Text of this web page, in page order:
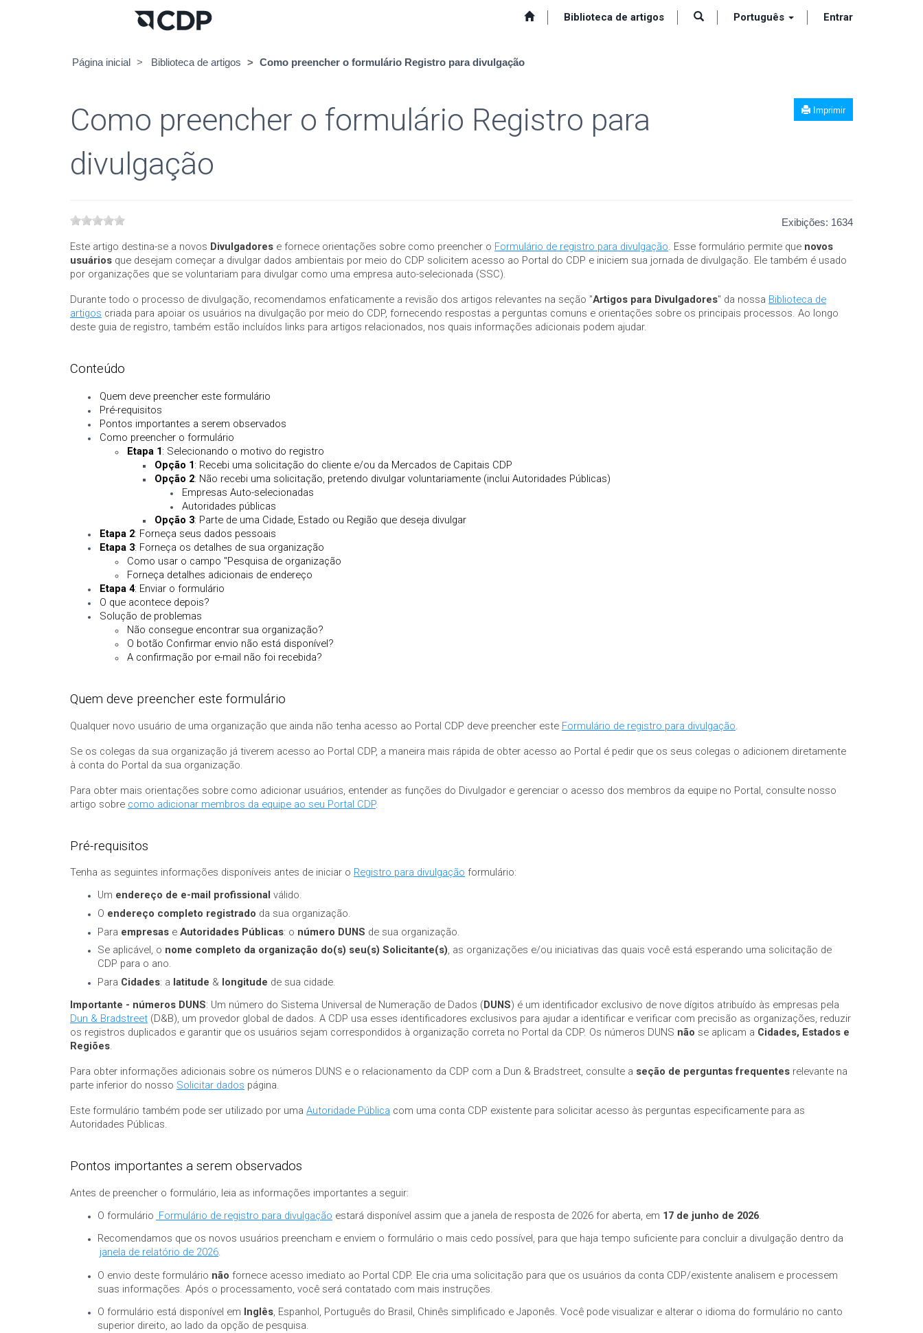
Biblioteca de artigos Português Entrar
Página inicial Biblioteca de artigos Como preencher o formulário Registro para divulgação
Imprimir
Como preencher o formulário Registro para
divulgação
Exibições: 1634
Este artigo destina-se a novos Divulgadores e fornece orientações sobre como preencher o Formulário de registro para divulgação. Esse formulário permite que novos
usuários que desejam começar a divulgar dados ambientais por meio do CDP solicitem acesso ao Portal do CDP e iniciem sua jornada de divulgação. Ele também é usado
por organizações que se voluntariam para divulgar como uma empresa auto-selecionada (SSC).
Durante todo o processo de divulgação, recomendamos enfaticamente a revisão dos artigos relevantes na seção "Artigos para Divulgadores" da nossa Biblioteca de
artigos criada para apoiar os usuários na divulgação por meio do CDP, fornecendo respostas a perguntas comuns e orientações sobre os principais processos. Ao longo
deste guia de registro, também estão incluídos links para artigos relacionados, nos quais informações adicionais podem ajudar.
Conteúdo
Quem deve preencher este formulário
Pré-requisitos
Pontos importantes a serem observados
Como preencher o formulário
Etapa 1: Selecionando o motivo do registro
Opção 1: Recebi uma solicitação do cliente e/ou da Mercados de Capitais CDP
Opção 2: Não recebi uma solicitação, pretendo divulgar voluntariamente (inclui Autoridades Públicas)
Empresas Auto-selecionadas
Autoridades públicas
Opção 3: Parte de uma Cidade, Estado ou Região que deseja divulgar
Etapa 2: Forneça seus dados pessoais
Etapa 3: Forneça os detalhes de sua organização
Como usar o campo "Pesquisa de organização
Forneça detalhes adicionais de endereço
Etapa 4: Enviar o formulário
O que acontece depois?
Solução de problemas
Não consegue encontrar sua organização?
O botão Confirmar envio não está disponível?
A confirmação por e-mail não foi recebida?
Quem deve preencher este formulário
Qualquer novo usuário de uma organização que ainda não tenha acesso ao Portal CDP deve preencher este Formulário de registro para divulgação
Se os colegas da sua organização já tiverem acesso ao Portal CDP, a maneira mais rápida de obter acesso ao Portal é pedir que os seus colegas o adicionem diretamente
à conta do Portal da sua organização.
Para obter mais orientações sobre como adicionar usuários, entender as funções do Divulgador e gerenciar o acesso dos membros da equipe no Portal, consulte nosso
artigo sobre como adicionar membros da equipe ao seu Portal CDP.
Pré-requisitos
Tenha as seguintes informações disponíveis antes de iniciar o Registro para divulgação formulário:
Um endereço de e-mail profissional válido.
O endereço completo registrado da sua organização.
Para empresas e Autoridades Públicas: o número DUNS de sua organização.
Se aplicável, o nome completo da organização do(s) seu(s) Solicitante(s), as organizações e/ou iniciativas das quais você está esperando uma solicitação de
CDP para o ano.
Para Cidades: a latitude & longitude de sua cidade.
Importante - números DUNS: Um número do Sistema Universal de Numeração de Dados (DUNS) é um identificador exclusivo de nove dígitos atribuído às empresas pela
Dun & Bradstreet (D&B), um provedor global de dados. A CDP usa esses identificadores exclusivos para ajudar a identificar e verificar com precisão as organizações, reduzir
os registros duplicados e garantir que os usuários sejam correspondidos à organização correta no Portal da CDP. Os números DUNS não se aplicam a Cidades, Estados e
Regiões.
Para obter informações adicionais sobre os números DUNS e o relacionamento da CDP com a Dun & Bradstreet, consulte a seção de perguntas frequentes relevante na
parte inferior do nosso Solicitar dados página.
Este formulário também pode ser utilizado por uma Autoridade Pública com uma conta CDP existente para solicitar acesso às perguntas especificamente para as
Autoridades Públicas.
Pontos importantes a serem observados
Antes de preencher o formulário, leia as informações importantes a seguir:
O formulário Formulário de registro para divulgação estará disponível assim que a janela de resposta de 2026 for aberta, em 17 de junho de 2026.
Recomendamos que os novos usuários preencham e enviem o formulário o mais cedo possível, para que haja tempo suficiente para concluir a divulgação dentro da
janela de relatório de 2026.
O envio deste formulário não fornece acesso imediato ao Portal CDP. Ele cria uma solicitação para que os usuários da conta CDP/existente analisem e processem
suas informações. Após o processamento, você será contatado com mais instruções.
O formulário está disponível em Inglês, Espanhol, Português do Brasil, Chinês simplificado e Japonês. Você pode visualizar e alterar o idioma do formulário no canto
superior direito, ao lado da opção de pesquisa.